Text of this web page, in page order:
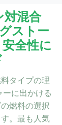
対混合
ストー
全性に
タイプの理
に出かける
燃料の選択
。最も人気